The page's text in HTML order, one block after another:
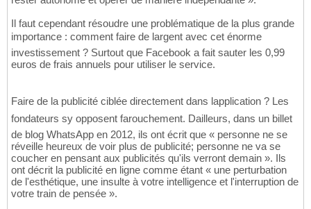
Il faut cependant résoudre une problématique de la plus grande
importance : comment faire de largent avec cet énorme
investissement ? Surtout que Facebook a fait sauter les 0,99
euros de frais annuels pour utiliser le service.
Faire de la publicité ciblée directement dans lapplication ? Les
fondateurs sy opposent farouchement. Dailleurs, dans un billet
de blog WhatsApp en 2012, ils ont écrit que « personne ne se
réveille heureux de voir plus de publicité; personne ne va se
coucher en pensant aux publicités qu'ils verront demain ». Ils
ont décrit la publicité en ligne comme étant « une perturbation
de l'esthétique, une insulte à votre intelligence et l'interruption de
votre train de pensée ».